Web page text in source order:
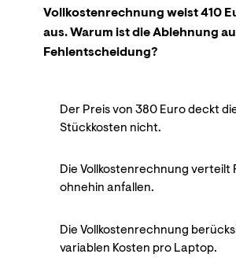
Vollkostenrechnung weist 410
aus. Warum ist die Ablehnung
Fehlentscheidung?
Der Preis von 380 Euro deckt
Stückkosten nicht.
Die Vollkostenrechnung verteilt
ohnehin anfallen.
Die Vollkostenrechnung
variablen Kosten pro Laptop.